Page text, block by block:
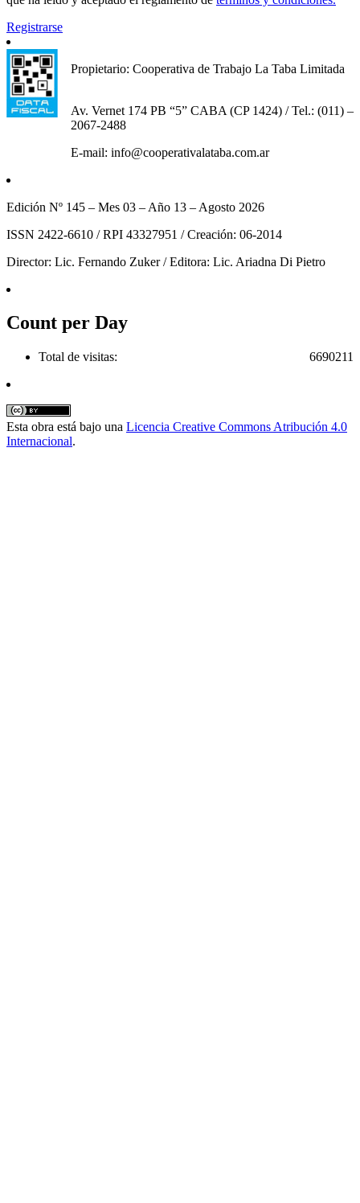
Registrarse
Propietario: Cooperativa de Trabajo La Taba Limitada
Av. Vernet 174 PB “5” CABA (CP 1424) / Tel.: (011) –
2067-2488
E-mail: info@cooperativalataba.com.ar
Edición Nº 145 – Mes 03 – Año 13 – Agosto 2026
ISSN 2422-6610 / RPI 43327951 / Creación: 06-2014
Director: Lic. Fernando Zuker / Editora: Lic. Ariadna Di Pietro
Count per Day
6690211
Total de visitas:
Esta obra está bajo una Licencia Creative Commons Atribución 4.0
Internacional.